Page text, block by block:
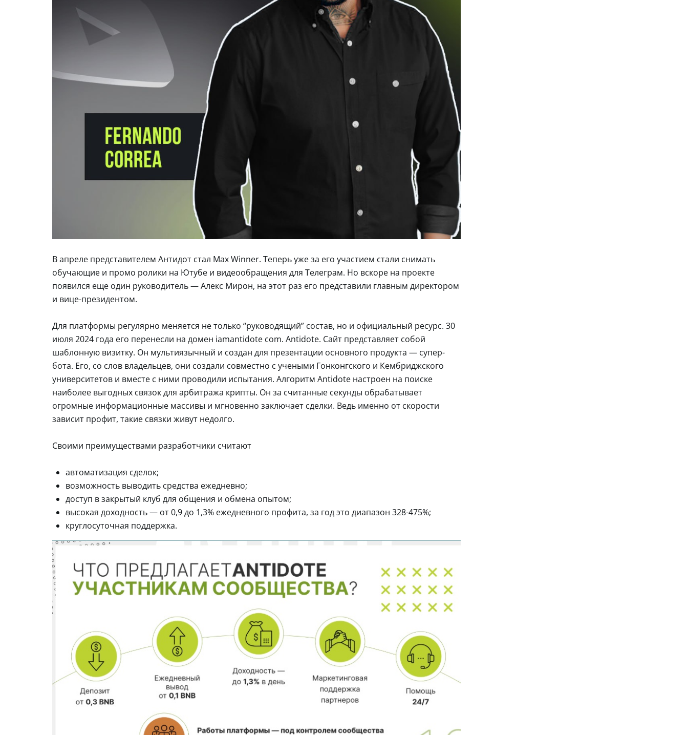
В апреле представителем Антидот стал Max Winner. Теперь уже за его участием стали снимать
обучающие и промо ролики на Ютубе и видеообращения для Телеграм. Но вскоре на проекте
появился еще один руководитель — Алекс Мирон, на этот раз его представили главным директором
и вице-президентом.
Для платформы регулярно меняется не только “руководящий” состав, но и официальный ресурс. 30
июля 2024 года его перенесли на домен iamantidote com. Antidote. Сайт представляет собой
шаблонную визитку. Он мультиязычный и создан для презентации основного продукта — супер-
бота. Его, со слов владельцев, они создали совместно с учеными Гонконгского и Кембриджского
университетов и вместе с ними проводили испытания. Алгоритм Antidote настроен на поиске
наиболее выгодных связок для арбитража крипты. Он за считанные секунды обрабатывает
огромные информационные массивы и мгновенно заключает сделки. Ведь именно от скорости
зависит профит, такие связки живут недолго.
Своими преимуществами разработчики считают
автоматизация сделок;
возможность выводить средства ежедневно;
доступ в закрытый клуб для общения и обмена опытом;
высокая доходность — от 0,9 до 1,3% ежедневного профита, за год это диапазон 328-475%;
круглосуточная поддержка.